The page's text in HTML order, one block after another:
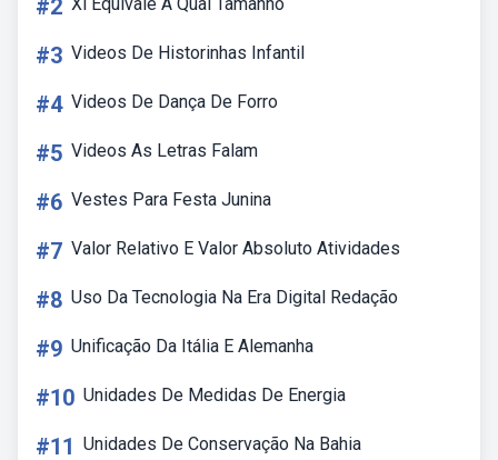
#2
#3 Videos De Historinhas Infantil
#4 Videos De Dança De Forro
#5 Videos As Letras Falam
#6 Vestes Para Festa Junina
#7 Valor Relativo E Valor Absoluto Atividades
#8 Uso Da Tecnologia Na Era Digital Redação
#9 Unificação Da Itália E Alemanha
#10 Unidades De Medidas De Energia
#11 Unidades De Conservação Na Bahia